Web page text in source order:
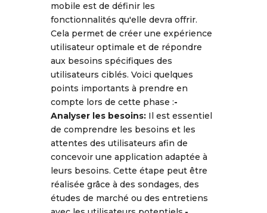
mobile est de définir les
fonctionnalités qu'elle devra offrir.
Cela permet de créer une expérience
utilisateur optimale et de répondre
aux besoins spécifiques des
utilisateurs ciblés. Voici quelques
points importants à prendre en
compte lors de cette phase :-
Analyser les besoins: Il est essentiel
de comprendre les besoins et les
attentes des utilisateurs afin de
concevoir une application adaptée à
leurs besoins. Cette étape peut être
réalisée grâce à des sondages, des
études de marché ou des entretiens